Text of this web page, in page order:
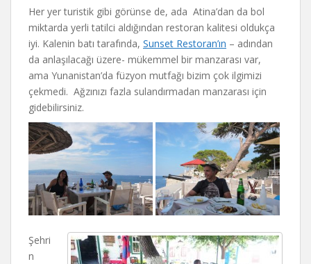
Her yer turistik gibi görünse de, ada Atina’dan da bol
miktarda yerli tatilci aldığından restoran kalitesi oldukça
iyi. Kalenin batı tarafında, Sunset Restoran’ın – adından
da anlaşılacağı üzere- mükemmel bir manzarası var,
ama Yunanistan’da füzyon mutfağı bizim çok ilgimizi
çekmedi. Ağzınızı fazla sulandırmadan manzarası için
gidebilirsiniz.
Şehri
n